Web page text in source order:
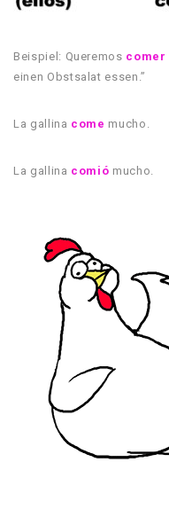
Beispiel: Queremos comer
einen Obstsalat essen.”
La gallina come mucho.
La gallina comió mucho.